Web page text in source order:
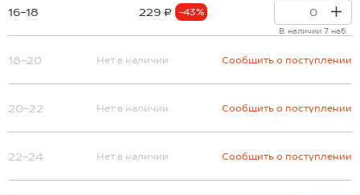
16-18 229 ₽ -43%
В наличии 7 наб.
18-20 Нет в наличии Сообщить о поступлении
20-22 Нет в наличии Сообщить о поступлении
22-24 Нет в наличии Сообщить о поступлении